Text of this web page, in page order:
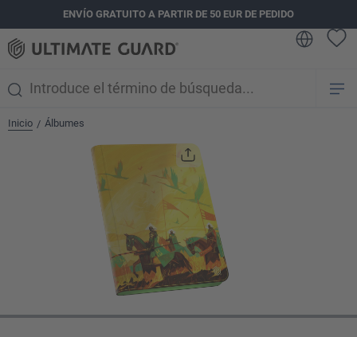
principalENVÍO GRATUITO A PARTIR DE 50 EUR DE PEDIDO
Inicio / Álbumes
Omitir galería de imágenes